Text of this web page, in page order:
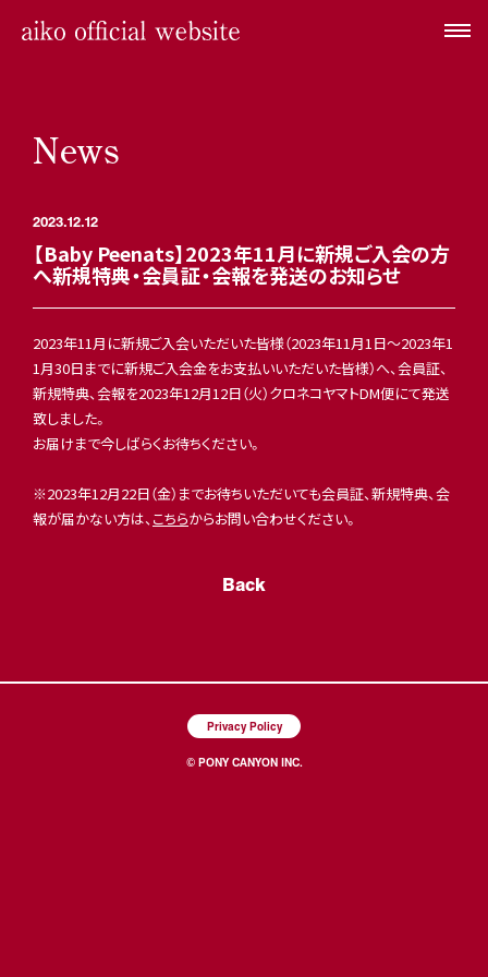
News
2023.12.12
【Baby Peenats】2023年11月に新規ご入会の方
へ新規特典・会員証・会報を発送のお知らせ
2023年11月に新規ご入会いただいた皆様（2023年11月1日～2023年1
1月30日までに新規ご入会金をお支払いいただいた皆様）へ、会員証、
新規特典、会報を2023年12月12日（火）クロネコヤマトDM便にて発送
致しました。
お届けまで今しばらくお待ちください。
※2023年12月22日（金）までお待ちいただいても会員証、新規特典、会
報が届かない方は、こちらからお問い合わせください。
Back
Privacy Policy
© PONY CANYON INC.